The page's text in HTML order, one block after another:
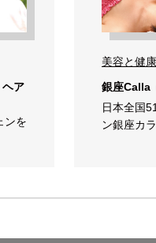
ア
ンを
美容と健康
銀座Calla
日本全国
ン銀座カ